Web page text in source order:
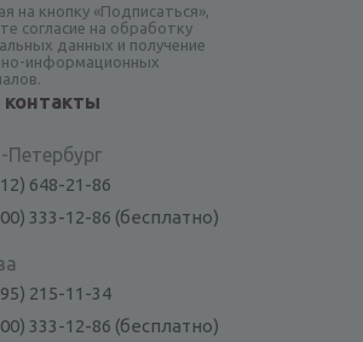
на кнопку «Подписаться»,
согласие на обработку
данных и получение
информационных
Петербург
648-21-86
333-12-86 (бесплатно)
215-11-34
333-12-86 (бесплатно)